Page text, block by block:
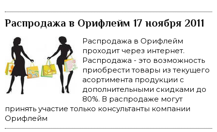
Распродажа в Орифлейм 17 ноября 2011
Распродажа в Орифлейм
проходит через интернет.
Распродажа - это возможность
приобрести товары из текущего
асортимента продукции с
дополнительными скидками до
80%. В распродаже могут
принять участие только консультанты компании
Орифлейм